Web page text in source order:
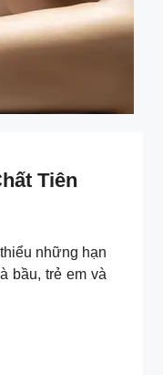
Tiên
những hạn
bầu, trẻ em và